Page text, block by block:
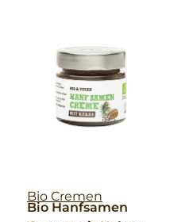
Bio Cremen
Bio Hanfsamen